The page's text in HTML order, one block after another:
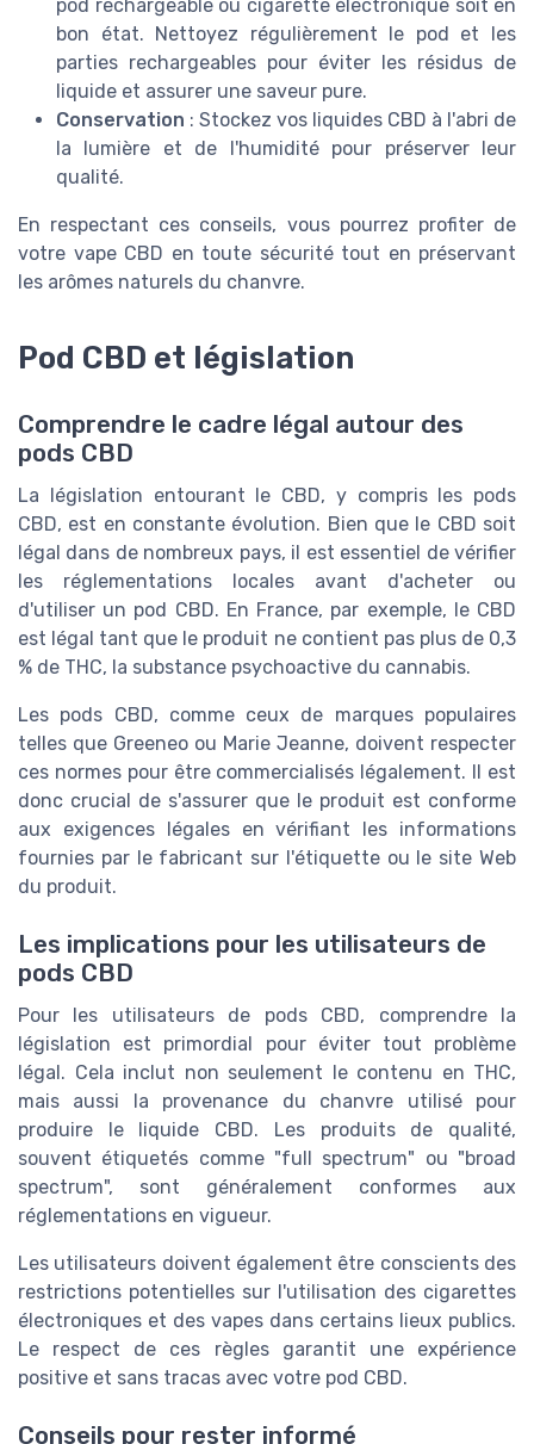
pod rechargeable ou cigarette électronique soit en
bon état. Nettoyez régulièrement le pod et les
parties rechargeables pour éviter les résidus de
liquide et assurer une saveur pure.
Conservation : Stockez vos liquides CBD à l'abri de
la lumière et de l'humidité pour préserver leur
qualité.
En respectant ces conseils, vous pourrez profiter de
votre vape CBD en toute sécurité tout en préservant
les arômes naturels du chanvre.
Pod CBD et législation
Comprendre le cadre légal autour des
pods CBD
La législation entourant le CBD, y compris les pods
CBD, est en constante évolution. Bien que le CBD soit
légal dans de nombreux pays, il est essentiel de vérifier
les réglementations locales avant d'acheter ou
d'utiliser un pod CBD. En France, par exemple, le CBD
est légal tant que le produit ne contient pas plus de 0,3
% de THC, la substance psychoactive du cannabis.
Les pods CBD, comme ceux de marques populaires
telles que Greeneo ou Marie Jeanne, doivent respecter
ces normes pour être commercialisés légalement. Il est
donc crucial de s'assurer que le produit est conforme
aux exigences légales en vérifiant les informations
fournies par le fabricant sur l'étiquette ou le site Web
du produit.
Les implications pour les utilisateurs de
pods CBD
Pour les utilisateurs de pods CBD, comprendre la
législation est primordial pour éviter tout problème
légal. Cela inclut non seulement le contenu en THC,
mais aussi la provenance du chanvre utilisé pour
produire le liquide CBD. Les produits de qualité,
souvent étiquetés comme "full spectrum" ou "broad
spectrum", sont généralement conformes aux
réglementations en vigueur.
Les utilisateurs doivent également être conscients des
restrictions potentielles sur l'utilisation des cigarettes
électroniques et des vapes dans certains lieux publics.
Le respect de ces règles garantit une expérience
positive et sans tracas avec votre pod CBD.
Conseils pour rester informé